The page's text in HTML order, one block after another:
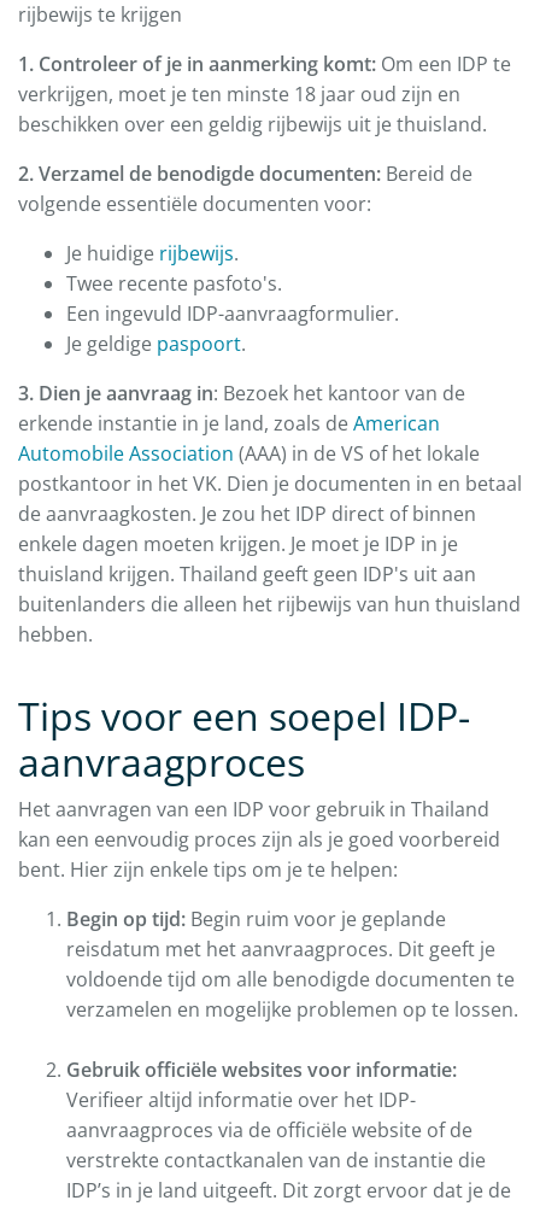
rijbewijs te krijgen
1. Controleer of je in aanmerking komt: Om een IDP te
verkrijgen, moet je ten minste 18 jaar oud zijn en
beschikken over een geldig rijbewijs uit je thuisland.
2. Verzamel de benodigde documenten: Bereid de
volgende essentiële documenten voor:
Je huidige rijbewijs.
Twee recente pasfoto's.
Een ingevuld IDP-aanvraagformulier.
Je geldige paspoort.
3. Dien je aanvraag in: Bezoek het kantoor van de
erkende instantie in je land, zoals deAmerican
Automobile Association (AAA) in de VS of het lokale
postkantoor in het VK. Dien je documenten in en betaal
de aanvraagkosten. Je zou het IDP direct of binnen
enkele dagen moeten krijgen. Je moet je IDP in je
thuisland krijgen. Thailand geeft geen IDP's uit aan
buitenlanders die alleen het rijbewijs van hun thuisland
hebben.
Tips voor een soepel IDP-
aanvraagproces
Het aanvragen van een IDP voor gebruik in Thailand
kan een eenvoudig proces zijn als je goed voorbereid
bent. Hier zijn enkele tips om je te helpen:
Begin op tijd: Begin ruim voor je geplande
reisdatum met het aanvraagproces. Dit geeft je
voldoende tijd om alle benodigde documenten te
verzamelen en mogelijke problemen op te lossen.
Gebruik officiële websites voor informatie:
Verifieer altijd informatie over het IDP-
aanvraagproces via de officiële website of de
verstrekte contactkanalen van de instantie die
IDP’s in je land uitgeeft. Dit zorgt ervoor dat je de